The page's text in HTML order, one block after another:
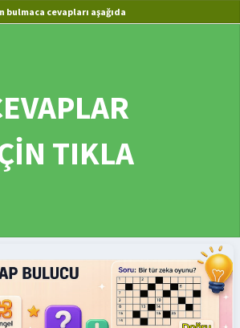
cevapları aşağıda
TIKLA